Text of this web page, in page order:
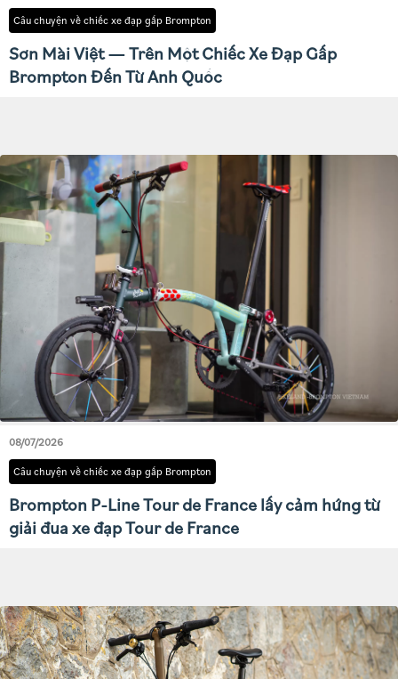
Câu chuyện về chiếc xe đạp gấp Brompton
Sơn Mài Việt — Trên Một Chiếc Xe Đạp Gấp
Brompton Đến Từ Anh Quốc
08/07/2026
Câu chuyện về chiếc xe đạp gấp Brompton
Brompton P-Line Tour de France lấy cảm hứng từ
giải đua xe đạp Tour de France